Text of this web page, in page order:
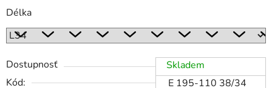
Délka
Dostupnosť
Skladem
Kód:
E 195-110 38/34